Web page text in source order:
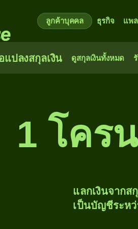
ลูกค้าบุคคล ธุรกิจ แพ
แปลงสกุลเงิน ดูสกุลเงินทั้งหมด
1 โคร
แลกเงินจากส
เป็นบัญชีระหว่